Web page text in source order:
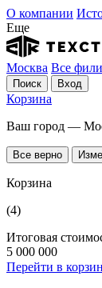
О компании
Еще
Москва Все
Поиск Вход
Корзина
Ваш город —
Все верно
Корзина
(4)
Итоговая
5 000 000
Перейти в